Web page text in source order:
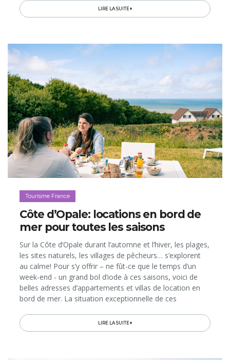
propose...
LIRE LA SUITE
Tourisme France
Côte d’Opale: locations en bord de
mer pour toutes les saisons
Sur la Côte d’Opale durant l’automne et l’hiver, les plages,
les sites naturels, les villages de pêcheurs… s’explorent
au calme! Pour s’y offrir – ne fût-ce que le temps d’un
week-end - un grand bol d’iode à ces saisons, voici de
belles adresses d’appartements et villas de location en
bord de mer. La situation exceptionnelle de ces
LIRE LA SUITE